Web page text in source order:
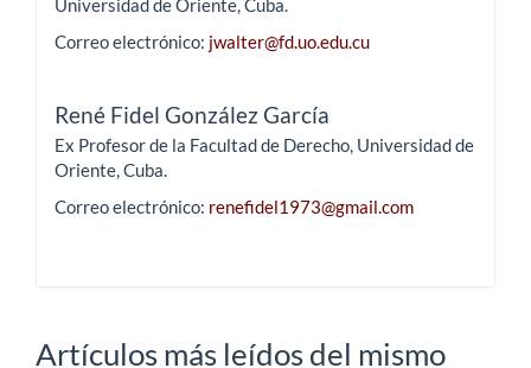
Universidad de Oriente, Cuba.
Correo electrónico: jwalter@fd.uo.edu.cu
René Fidel González García
Ex Profesor de la Facultad de Derecho, Universidad de
Oriente, Cuba.
Correo electrónico: renefidel1973@gmail.com
Artículos más leídos del mismo